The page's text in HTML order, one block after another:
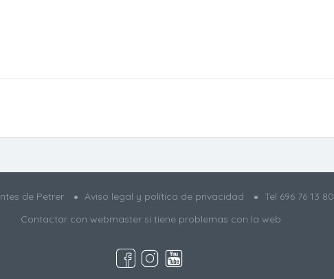
de Petrer Aviso legal y política de privacidad Tel 696 76 13 80
Contactar con webmaster si tiene problemas con la web